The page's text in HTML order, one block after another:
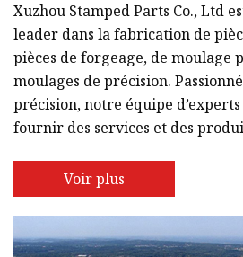
Xuzhou Stamped Parts Co., Ltd
leader dans la fabrication de
pièces de forgeage, de moulage
moulages de précision. Passionnée de qualité et de
précision, notre équipe d’experts
fournir des services et des
travers le monde. Chez Xuzhou
Ltd, nous comprenons
aux demandes du marché mondial. C'est
nous proposons une large
Voir plus